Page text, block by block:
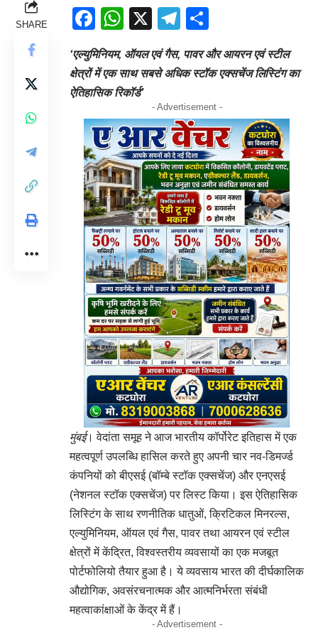
SHARE Facebook
WhatsApp
X Telegram
‘एल्युमिनियम, ऑयल एवं गैस, पावर और आयरन एवं स्टील
क्षेत्रों में एक साथ सबसे अधिक स्टॉक एक्सचेंज लिस्टिंग का
ऐतिहासिक रिकॉर्ड’
- Advertisement -
मुंबई। वेदांता समूह ने आज भारतीय कॉर्पोरेट इतिहास में एक
महत्वपूर्ण उपलब्धि हासिल करते हुए अपनी चार नव-डिमर्ज्ड
कंपनियों को बीएसई (बॉम्बे स्टॉक एक्सचेंज) और एनएसई
(नेशनल स्टॉक एक्सचेंज) पर लिस्ट किया। इस ऐतिहासिक
लिस्टिंग के साथ रणनीतिक धातुओं, क्रिटिकल मिनरल्स,
एल्युमिनियम, ऑयल एवं गैस, पावर तथा आयरन एवं स्टील
क्षेत्रों में केंद्रित, विश्वस्तरीय व्यवसायों का एक मजबूत
पोर्टफोलियो तैयार हुआ है। ये व्यवसाय भारत की दीर्घकालिक
औद्योगिक, अवसंरचनात्मक और आत्मनिर्भरता संबंधी
महत्वाकांक्षाओं के केंद्र में हैं।
- Advertisement -